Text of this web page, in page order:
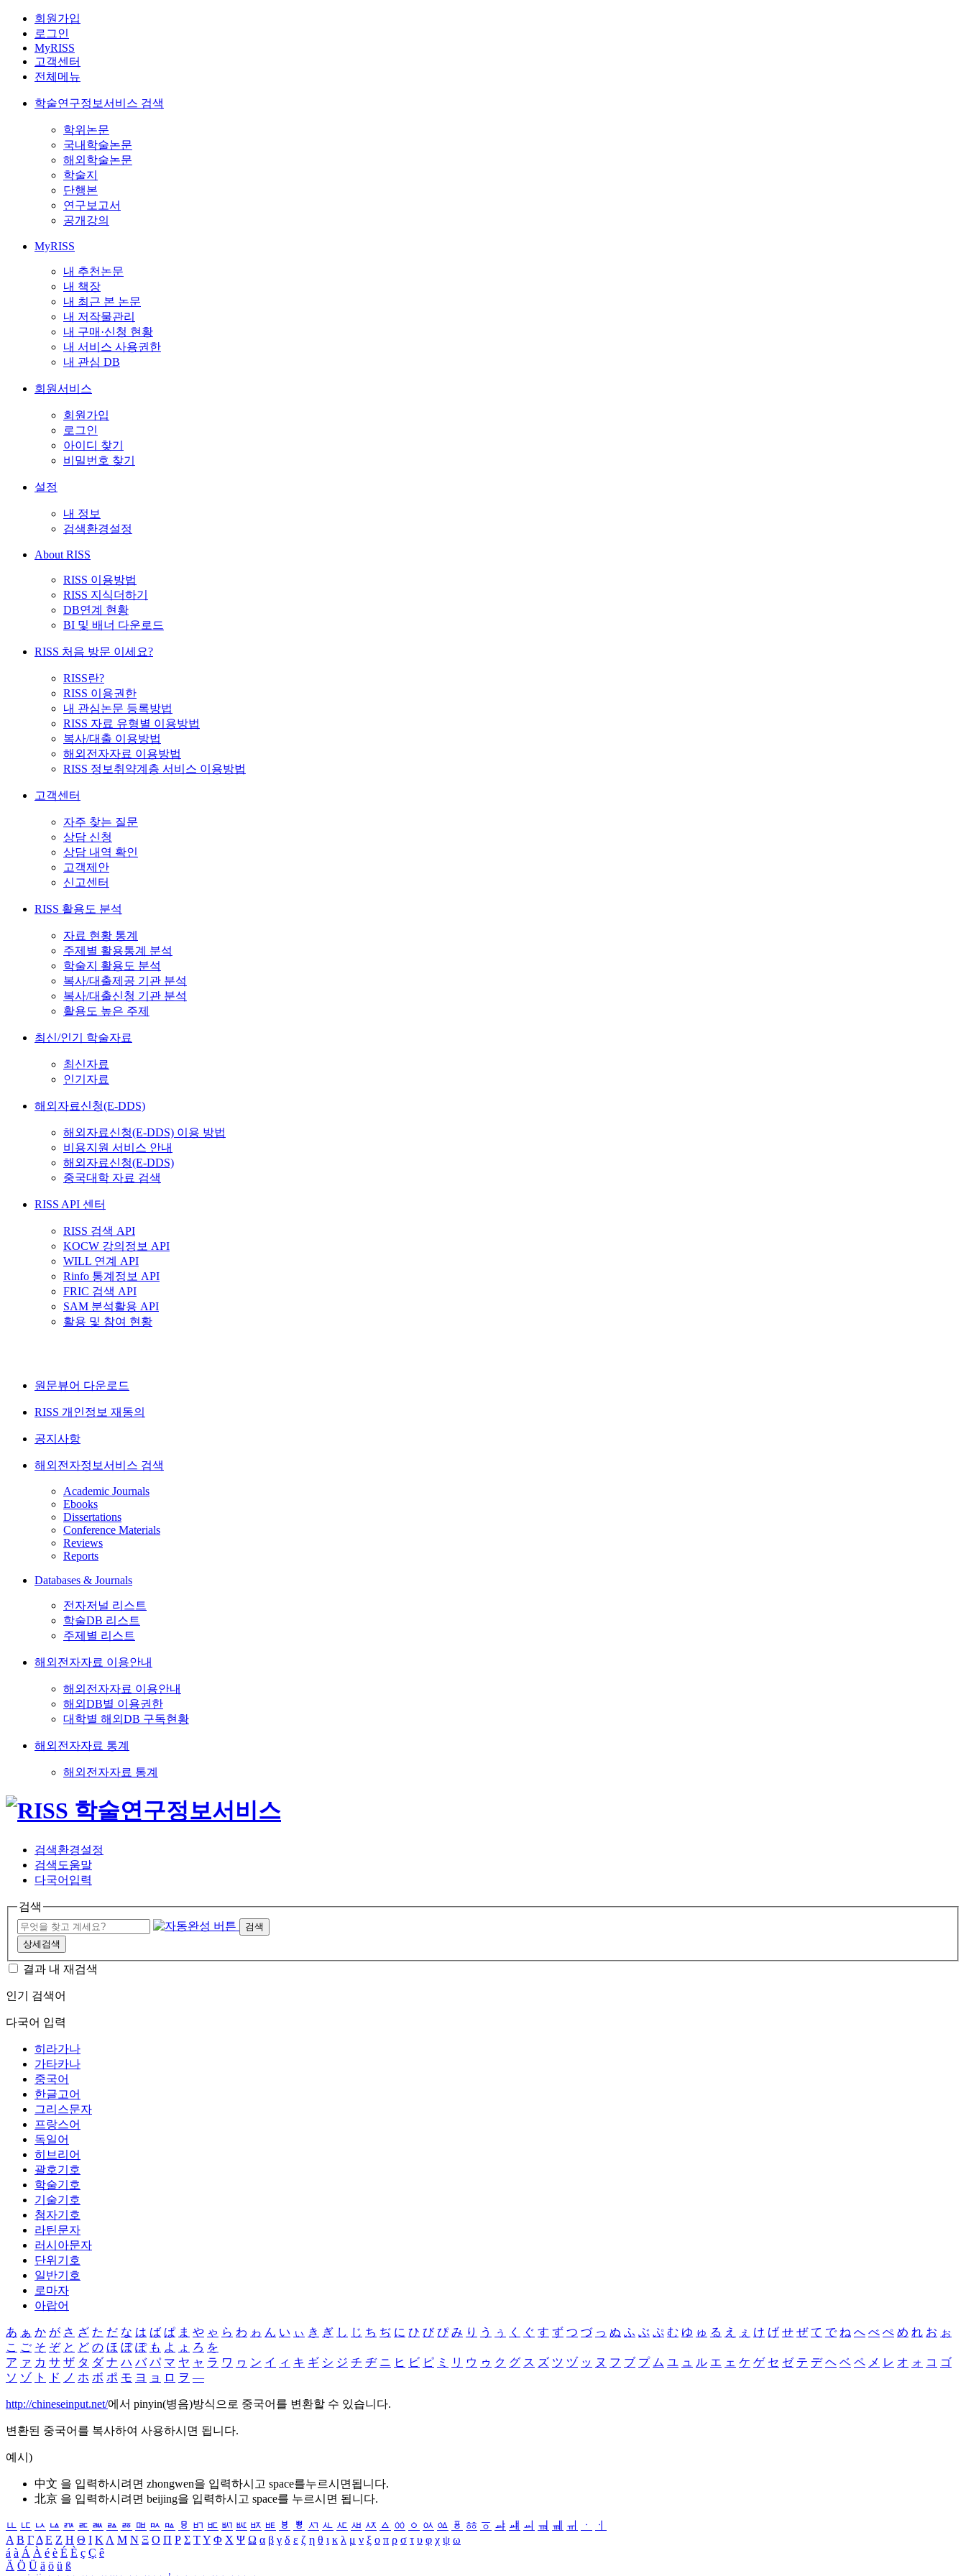
회원가입
로그인
MyRISS
고객센터
전체메뉴
학술연구정보서비스 검색
학위논문
국내학술논문
해외학술논문
학술지
단행본
연구보고서
공개강의
MyRISS
내 추천논문
내 책장
내 최근 본 논문
내 저작물관리
내 구매·신청 현황
내 서비스 사용권한
내 관심 DB
회원서비스
회원가입
로그인
아이디 찾기
비밀번호 찾기
설정
내 정보
검색환경설정
About RISS
RISS 이용방법
RISS 지식더하기
DB연계 현황
BI 및 배너 다운로드
RISS 처음 방문 이세요?
RISS란?
RISS 이용권한
내 관심논문 등록방법
RISS 자료 유형별 이용방법
복사/대출 이용방법
해외전자자료 이용방법
RISS 정보취약계층 서비스 이용방법
고객센터
자주 찾는 질문
상담 신청
상담 내역 확인
고객제안
신고센터
RISS 활용도 분석
자료 현황 통계
주제별 활용통계 분석
학술지 활용도 분석
복사/대출제공 기관 분석
복사/대출신청 기관 분석
활용도 높은 주제
최신/인기 학술자료
최신자료
인기자료
해외자료신청(E-DDS)
해외자료신청(E-DDS) 이용 방법
비용지원 서비스 안내
해외자료신청(E-DDS)
중국대학 자료 검색
RISS API 센터
RISS 검색 API
KOCW 강의정보 API
WILL 연계 API
Rinfo 통계정보 API
FRIC 검색 API
SAM 분석활용 API
활용 및 참여 현황
원문뷰어 다운로드
RISS 개인정보 재동의
공지사항
해외전자정보서비스 검색
Academic Journals
Ebooks
Dissertations
Conference Materials
Reviews
Reports
Databases & Journals
전자저널 리스트
학술DB 리스트
주제별 리스트
해외전자자료 이용안내
해외전자자료 이용안내
해외DB별 이용권한
대학별 해외DB 구독현황
해외전자자료 통계
해외전자자료 통계
검색환경설정
검색도움말
다국어입력
검색
검색
상세검색
결과 내 재검색
인기 검색어
다국어 입력
히라가나
가타카나
중국어
한글고어
그리스문자
프랑스어
독일어
히브리어
괄호기호
학술기호
기술기호
첨자기호
라틴문자
러시아문자
단위기호
일반기호
로마자
아랍어
あ ぁ か が さ ざ た だ な は ば ぱ ま や ゃ ら わ ゎ ん い ぃ き ぎ し じ ち ぢ に ひ び ぴ み り う ぅ く ぐ す ず つ づ っ ぬ ふ ぶ ぷ む ゆ ゅ る え ぇ け げ せ ぜ て で ね へ べ ぺ め れ お ぉ
こ ご そ ぞ と ど の ほ ぼ ぽ も よ ょ ろ を
ア ァ カ サ ザ タ ダ ナ ハ バ パ マ ヤ ャ ラ ワ ヮ ン イ ィ キ ギ シ ジ チ ヂ ニ ヒ ビ ピ ミ リ ウ ゥ ク グ ス ズ ツ ヅ ッ ヌ フ ブ プ ム ユ ュ ル エ ェ ケ ゲ セ ゼ テ デ ヘ ベ ペ メ レ オ ォ コ ゴ
ソ ゾ ト ド ノ ホ ボ ポ モ ヨ ョ ロ ヲ ―
http://chineseinput.net/에서 pinyin(병음)방식으로 중국어를 변환할 수 있습니다.
변환된 중국어를 복사하여 사용하시면 됩니다.
예시)
中文 을 입력하시려면 zhongwen을 입력하시고 space를누르시면됩니다.
北京 을 입력하시려면 beijing을 입력하시고 space를 누르시면 됩니다.
ㅥ ㅦ ㅧ ㅨ ㅩ ㅪ ㅫ ㅬ ㅭ ㅮ ㅯ ㅰ ㅱ ㅲ ㅳ ㅴ ㅵ ㅶ ㅷ ㅸ ㅹ ㅺ ㅻ ㅼ ㅽ ㅾ ㅿ ㆀ ㆁ ㆂ ㆃ ㆄ ㆅ ㆆ ㆇ ㆈ ㆉ ㆊ ㆋ ㆌ ㆍ
ㆎ
Α Β ΓΔ Ε Ζ Η Θ Ι ΚΛ Μ Ν Ξ Ο Π Ρ Σ ΤΥ Φ Χ Ψ Ω α β γ δ ε ζ η θ ι κ λ μ ν ξ ο π ρ σ τ υ φ χ ψ ω
á à Á À é è É È ç Ç ê
Ä Ö Ü ä ö ü ß